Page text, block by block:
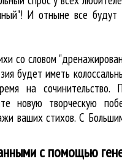
И отныне все будут
со словом
будет иметь
на
новую творческую
ваших стихов. С
с помощью